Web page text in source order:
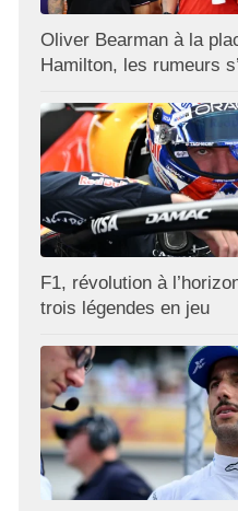
Oliver Bearman à la
Hamilton, les rumeurs
F1, révolution à
trois légendes en jeu